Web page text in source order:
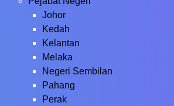
Johor
Kedah
Kelantan
Melaka
Negeri Sembilan
Pahang
Perak